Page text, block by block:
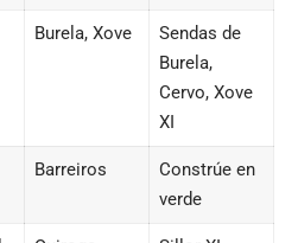
Burela, Xove
Sendas de
Burela,
Cervo, Xove
XI
Barreiros
Constrúe en
verde